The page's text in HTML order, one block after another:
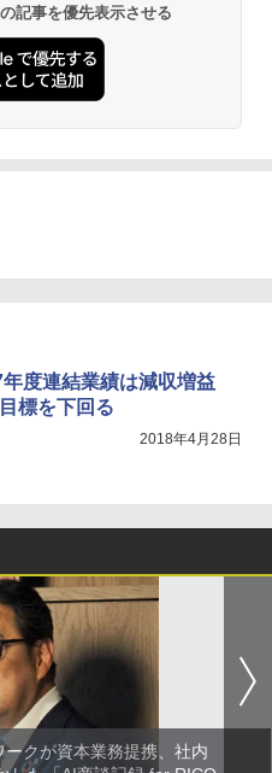
記事を優先表示させる
年度連結業績は減収増益
標を下回る
2018年4月28日
クが資本業務提携、社内